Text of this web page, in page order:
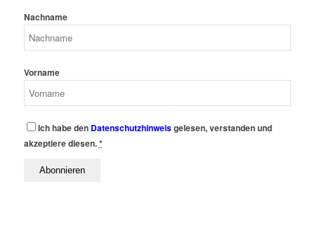
Nachname
Vorname
Ich habe den Datenschutzhinweisgelesen, verstanden und
akzeptiere diesen.*